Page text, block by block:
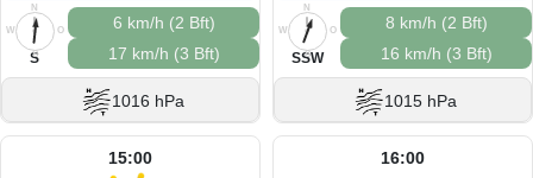
N
O
S
W
S
6 km/h (2 Bft)
17 km/h (3 Bft)
1016 hPa
N
O
S
W
SSW
8 km/h (2 Bft)
16 km/h (3 Bft)
1015 hPa
15:00 16:00